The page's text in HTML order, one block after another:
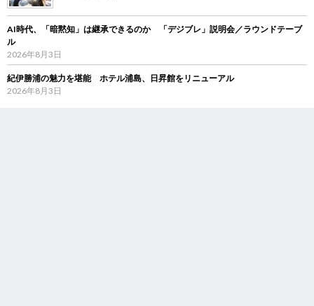
AI時代、「暗黙知」は継承できるのか 「デジブレ」説明会／ラウンドテーブ
ル
2026年8月3日
紀伊勝浦の魅力を堪能 ホテル浦島、日昇館をリニューアル
2026年8月3日